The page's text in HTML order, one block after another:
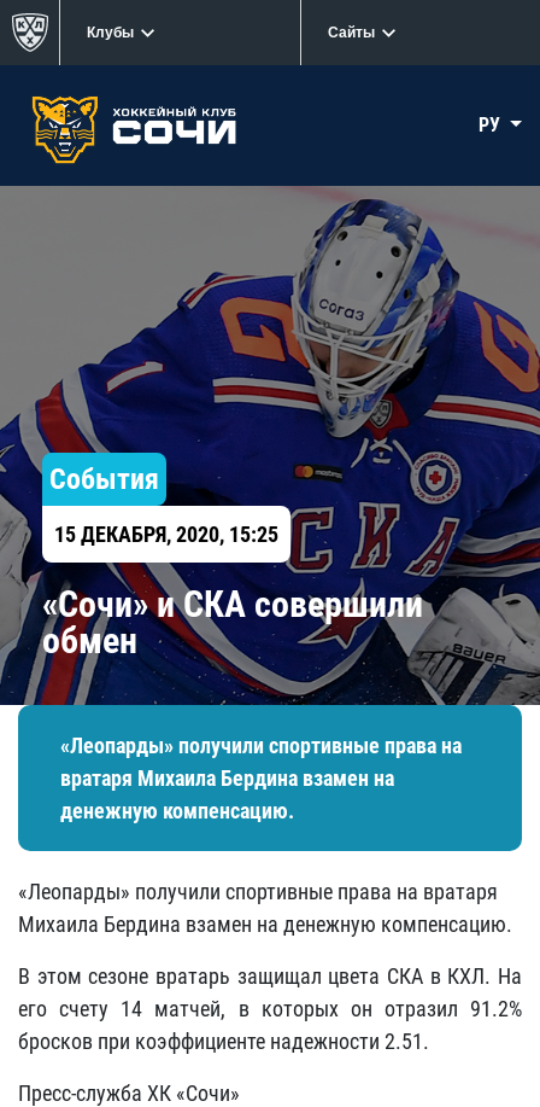
Клубы Сайты
РУ
События
15 ДЕКАБРЯ, 2020, 15:25
​«Сочи» и СКА совершили
обмен
«Леопарды» получили спортивные права на
вратаря Михаила Бердина взамен на
денежную компенсацию.
«Леопарды» получили спортивные права на вратаря
Михаила Бердина взамен на денежную компенсацию.
В этом сезоне вратарь защищал цвета СКА в КХЛ. На
его счету 14 матчей, в которых он отразил 91.2%
бросков при коэффициенте надежности 2.51.
Пресс-служба ХК «Сочи»